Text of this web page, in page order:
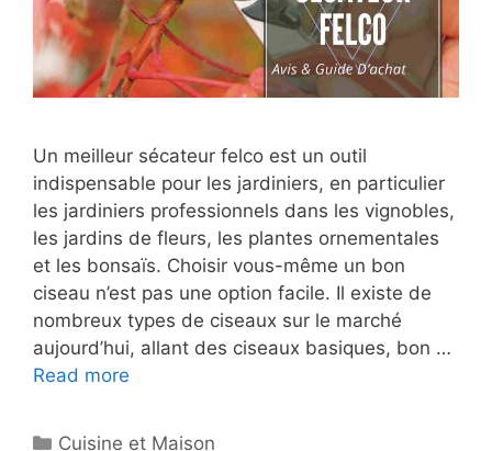
Un meilleur sécateur felco est un outil
indispensable pour les jardiniers, en particulier
les jardiniers professionnels dans les vignobles,
les jardins de fleurs, les plantes ornementales
et les bonsaïs. Choisir vous-même un bon
ciseau n’est pas une option facile. Il existe de
nombreux types de ciseaux sur le marché
aujourd’hui, allant des ciseaux basiques, bon …
Read more
Cuisine et Maison